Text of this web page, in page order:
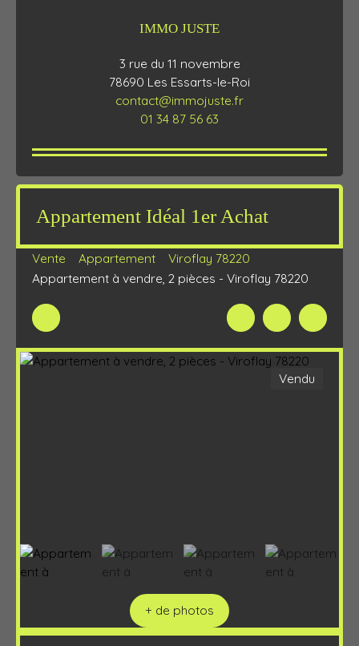
IMMO JUSTE
3 rue du 11 novembre
78690 Les Essarts-le-Roi
contact@immojuste.fr
01 34 87 56 63
Appartement Idéal 1er Achat
Vente Appartement
Viroflay 78220
Appartement à vendre, 2 pièces - Viroflay 78220
Vendu
+ de photos